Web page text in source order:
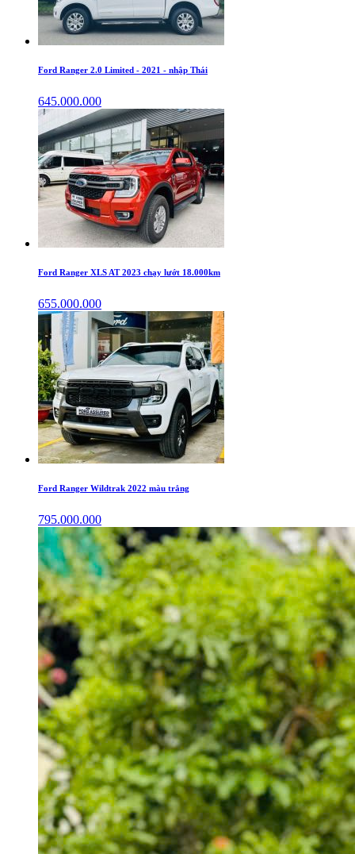
Ford Ranger 2.0 Limited - 2021 - nhập Thái
645.000.000
Ford Ranger XLS AT 2023 chạy lướt 18.000km
655.000.000
Ford Ranger Wildtrak 2022 màu trắng
795.000.000